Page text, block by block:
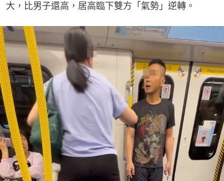
大，比男子還高，居高臨下雙方「氣勢」逆轉。